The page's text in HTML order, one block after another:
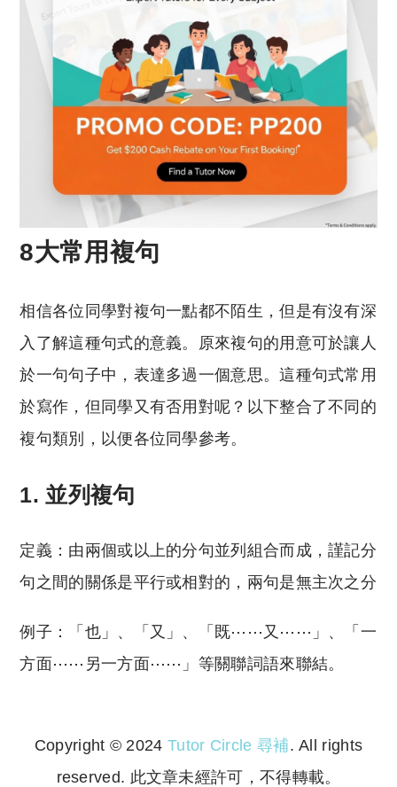
8大常用複句
相信各位同學對複句一點都不陌生，但是有沒有深
入了解這種句式的意義。原來複句的用意可於讓人
於一句句子中，表達多過一個意思。這種句式常用
於寫作，但同學又有否用對呢？以下整合了不同的
複句類別，以便各位同學參考。
1. 並列複句
定義：由兩個或以上的分句並列組合而成，謹記分
句之間的關係是平行或相對的，兩句是無主次之分
例子：「也」、「又」、「既⋯⋯又⋯⋯」、「一
方面⋯⋯另一方面⋯⋯」等關聯詞語來聯結。
Copyright © 2024 Tutor Circle 尋補. All rights
reserved. 此文章未經許可，不得轉載。